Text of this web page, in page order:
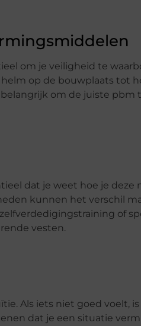
om je veiligheid te
op de bouwplaats tot
om de juiste pbm
dat je weet hoe je deze
kunnen het verschil
of
vesten.
Als iets niet goed voelt,
dat je een situatie